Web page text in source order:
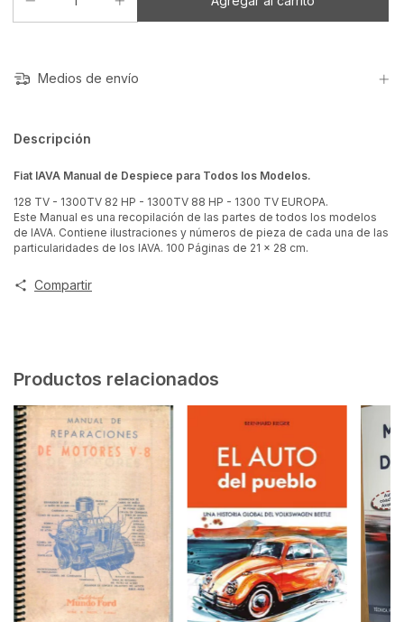
Medios de envío
Descripción
Fiat IAVA Manual de Despiece para Todos los Modelos.
128 TV - 1300TV 82 HP - 1300TV 88 HP - 1300 TV EUROPA.
Este Manual es una recopilación de las partes de todos los modelos
de IAVA. Contiene ilustraciones y números de pieza de cada una de las
particularidades de los IAVA. 100 Páginas de 21 x 28 cm.
Compartir
Productos relacionados